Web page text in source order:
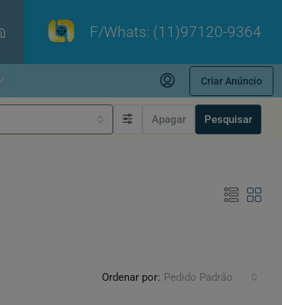
F/Whats: (11)97120-9364
Criar Anúncio
Apagar Pesquisar
Ordenar por: Pedido Padrão